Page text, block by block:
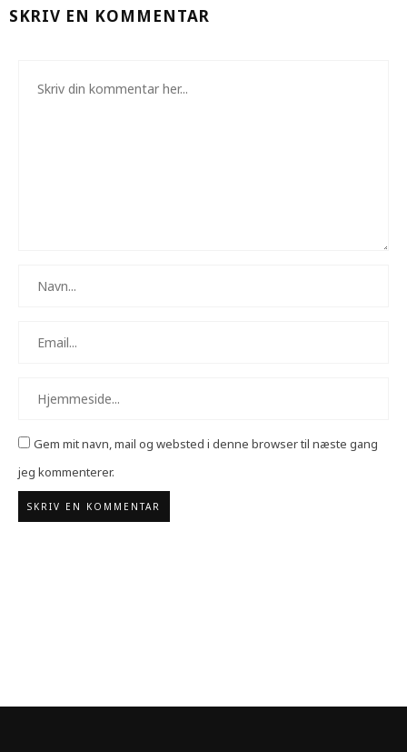
SKRIV EN KOMMENTAR
Gem mit navn, mail og websted i denne browser til næste gang
jeg kommenterer.